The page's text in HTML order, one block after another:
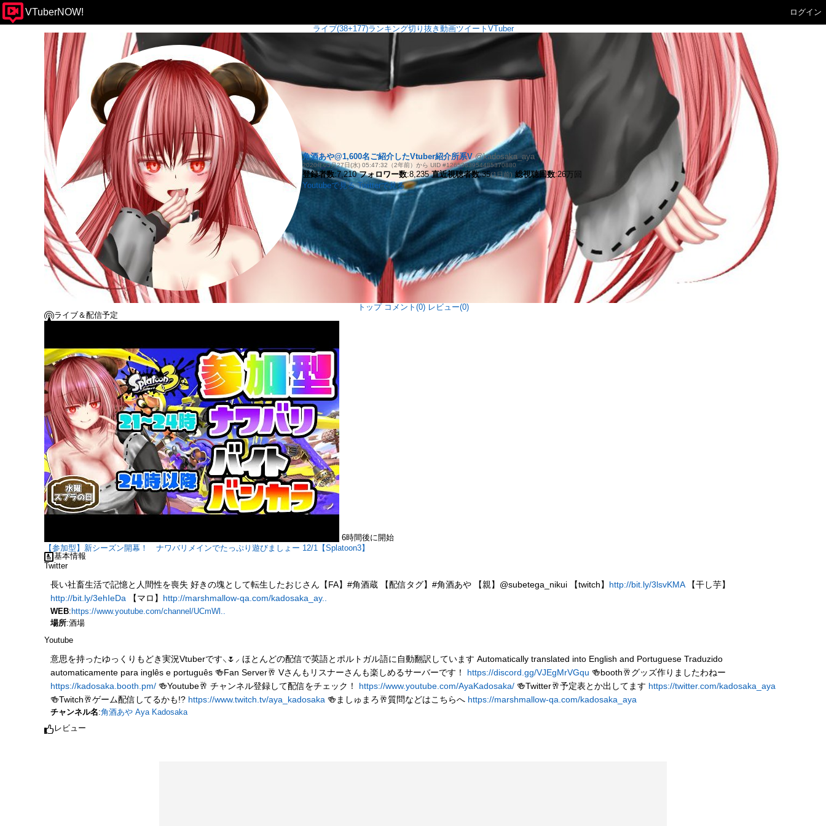
VTuberNOW!
ログイン
ライブ(38+177)ランキング切り抜き 動画ツイート VTuber
角酒あや@1,600名ご紹介したVtuber紹介所系V @kadosaka_aya
2020年05月27日(水) 05:47:32（2年前）から UID #1265383954485370880
登録者数:7,210フォロワー数:8,235直近視聴者数:35(1日前) 総視聴回数:26万回
Youtubeで見る Twitterで見る
トップ コメント(0) レビュー(0)
ライブ＆配信予定
6時間後に開始
【参加型】新シーズン開幕！ ナワバリメインでたっぷり遊びましょー 12/1【Splatoon3】
基本情報
Twitter
長い社畜生活で記憶と人間性を喪失 好きの塊として転生したおじさん【FA】#角酒蔵 【配信タグ】#角酒あや 【親】@subetega_nikui 【twitch】 http://bit.ly/3lsvKMA【干し芋】
http://bit.ly/3ehIeDa 【マロ】 http://marshmallow-qa.com/kadosaka_ay..
WEB: https://www.youtube.com/channel/UCmWl..
場所:酒場
Youtube
意思を持ったゆっくりもどき実況Vtuberです⸜🌷︎⸝‍ ほとんどの配信で英語とポルトガル語に自動翻訳しています Automatically translated into English and Portuguese Traduzido
automaticamente para inglês e português 🍻Fan Server🥂 Vさんもリスナーさんも楽しめるサーバーです！ https://discord.gg/VJEgMrVGqu 🍻booth🥂グッズ作りましたわねー
https://kadosaka.booth.pm/ 🍻Youtube🥂 チャンネル登録して配信をチェック！ https://www.youtube.com/AyaKadosaka/ 🍻Twitter🥂予定表とか出してます https://twitter.com/kadosaka_aya
🍻Twitch🥂ゲーム配信してるかも!? https://www.twitch.tv/aya_kadosaka 🍻ましゅまろ🥂質問などはこちらへ https://marshmallow-qa.com/kadosaka_aya
チャンネル名:角酒あや Aya Kadosaka
レビュー